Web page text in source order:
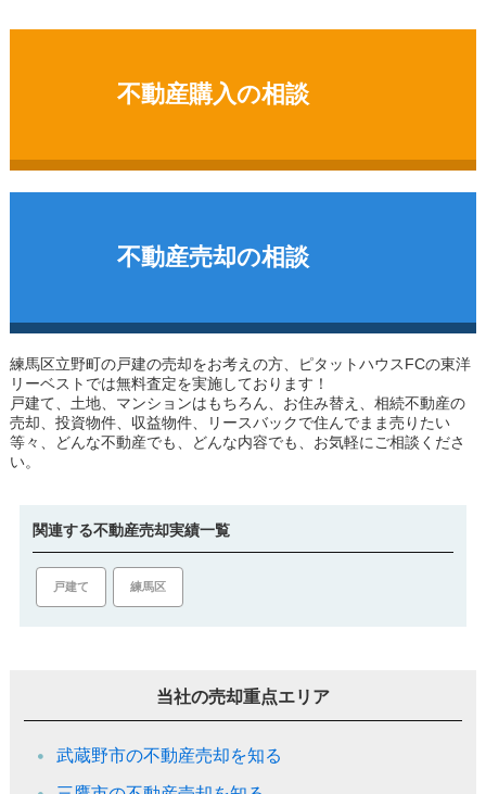
不動産購入の相談
不動産売却の相談
練馬区立野町の戸建の売却をお考えの方、ピタットハウスFCの東洋
リーベストでは無料査定を実施しております！
戸建て、土地、マンションはもちろん、お住み替え、相続不動産の
売却、投資物件、収益物件、リースバックで住んでまま売りたい
等々、どんな不動産でも、どんな内容でも、お気軽にご相談くださ
い。
関連する不動産売却実績一覧
戸建て 練馬区
当社の売却重点エリア
武蔵野市の不動産売却を知る